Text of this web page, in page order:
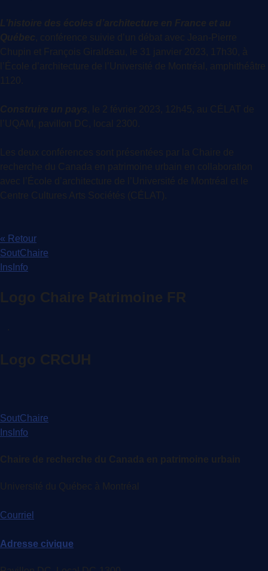
L’histoire des écoles d’architecture en France et au
Québec , conférence suivie d’un débat avec Jean-Pierre
Chupin et François Giraldeau, le 31 janvier 2023, 17h30, à
l’École d’architecture de l’Université de Montréal, amphithéâtre
1120.
Construire un pays , le 2 février 2023, 12h45, au CÉLAT de
l’UQAM, pavillon DC, local 2300.
Les deux conférences sont présentées par la Chaire de
recherche du Canada en patrimoine urbain en collaboration
avec l’École d’architecture de l’Université de Montréal et le
Centre Cultures Arts Sociétés (CÉLAT).
« Retour
SoutChaire
InsInfo
Logo Chaire Patrimoine FR
Logo CRCUH
SoutChaire
InsInfo
Chaire de recherche du Canada en patrimoine urbain
Université du Québec à Montréal
Courriel
Adresse civique